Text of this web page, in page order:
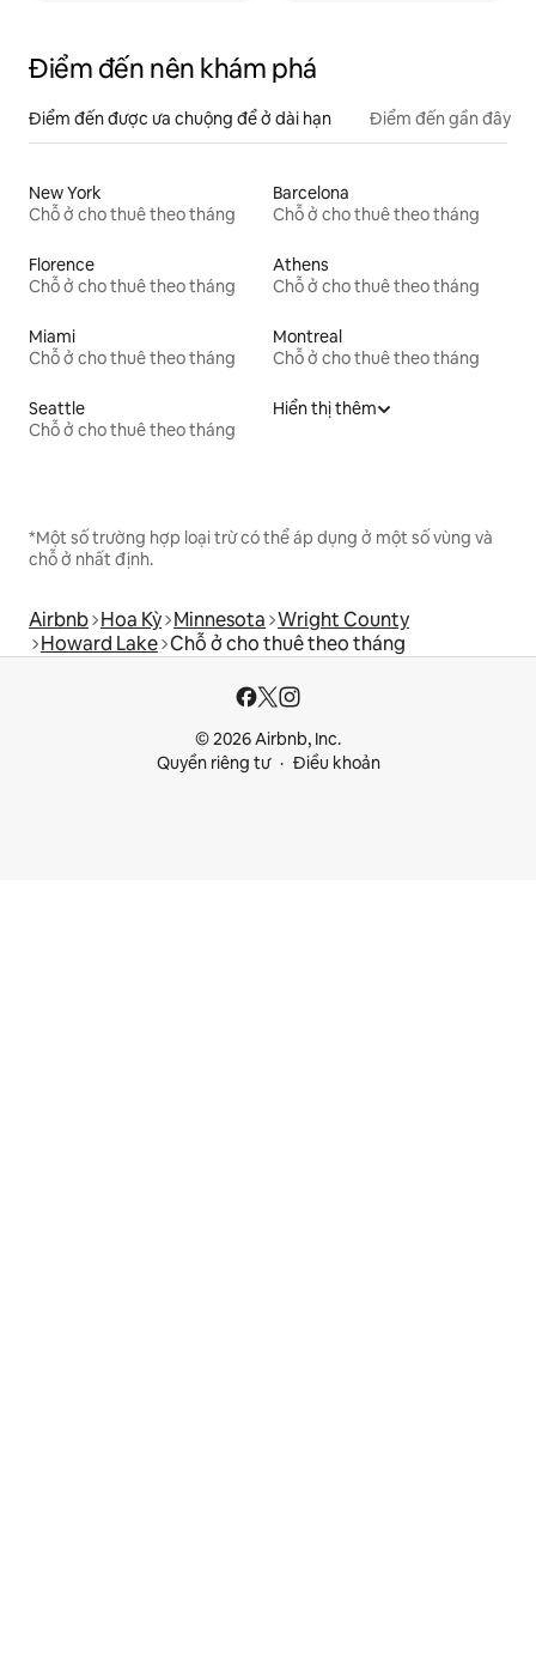
Điểm đến nên khám phá
Điểm đến được ưa chuộng để ở dài hạn Điểm đến gần đây
New York
Chỗ ở cho thuê theo tháng
Barcelona
Chỗ ở cho thuê theo tháng
Florence
Chỗ ở cho thuê theo tháng
Athens
Chỗ ở cho thuê theo tháng
Miami
Chỗ ở cho thuê theo tháng
Montreal
Chỗ ở cho thuê theo tháng
Seattle
Chỗ ở cho thuê theo tháng
Hiển thị thêm
*Một số trường hợp loại trừ có thể áp dụng ở một số vùng và
chỗ ở nhất định.
Airbnb Hoa Kỳ Minnesota Wright County
Howard Lake Chỗ ở cho thuê theo tháng
© 2026 Airbnb, Inc.
Quyền riêng tư
Điều khoản